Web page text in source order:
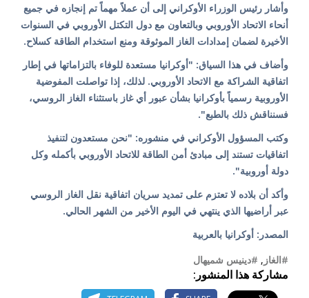
وأشار رئيس الوزراء الأوكراني إلى أن عملاً مهماً تم إنجازه في جميع
أنحاء الاتحاد الأوروبي وبالتعاون مع دول التكتل الأوروبي في السنوات
الأخيرة لضمان إمدادات الغاز الموثوقة ومنع استخدام الطاقة كسلاح.
وأضاف في هذا السياق: "أوكرانيا مستعدة للوفاء بالتزاماتها في إطار
اتفاقية الشراكة مع الاتحاد الأوروبي. لذلك، إذا تواصلت المفوضية
الأوروبية رسمياً بأوكرانيا بشأن عبور أي غاز باستثناء الغاز الروسي،
فسنناقش ذلك بالطبع".
وكتب المسؤول الأوكراني في منشوره: "نحن مستعدون لتنفيذ
اتفاقيات تستند إلى مبادئ أمن الطاقة للاتحاد الأوروبي بأكمله وكل
دولة أوروبية".
وأكد أن بلاده لا تعتزم على تمديد سريان اتفاقية نقل الغاز الروسي
عبر أراضيها الذي ينتهي في اليوم الأخير من الشهر الحالي.
المصدر: أوكرانيا بالعربية
#الغاز , #دينيس شميهال
مشاركة هذا المنشور: